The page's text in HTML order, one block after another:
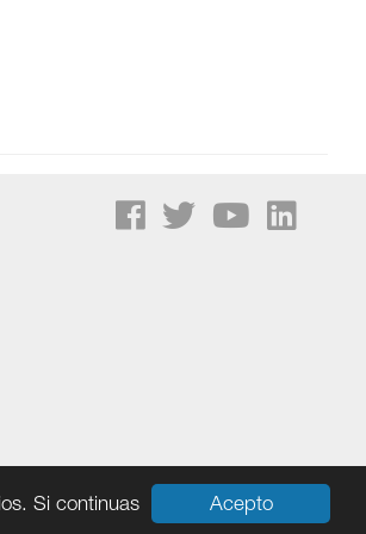
Acepto
Si continuas
Política de Privacidad|Términos de Uso